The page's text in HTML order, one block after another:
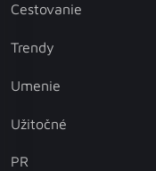
Cestovanie
Trendy
Umenie
Užitočné
PR